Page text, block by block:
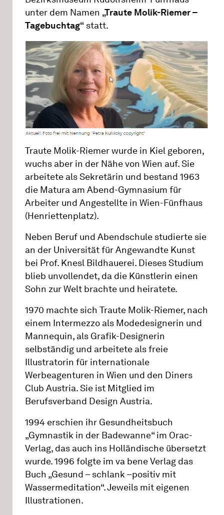
unter dem Namen „Traute Molik-Riemer –
Tagebuchtag“ statt.
Traute Molik-Riemer wurde in Kiel geboren,
wuchs aber in der Nähe von Wien auf. Sie
arbeitete als Sekretärin und bestand 1963
die Matura am Abend-Gymnasium für
Arbeiter und Angestellte in Wien-Fünfhaus
(Henriettenplatz).
Neben Beruf und Abendschule studierte sie
an der Universität für Angewandte Kunst
bei Prof. Knesl Bildhauerei. Dieses Studium
blieb unvollendet, da die Künstlerin einen
Sohn zur Welt brachte und heiratete.
1970 machte sich Traute Molik-Riemer, nach
einem Intermezzo als Modedesignerin und
Mannequin, als Grafik-Designerin
selbständig und arbeitete als freie
Illustratorin für internationale
Werbeagenturen in Wien und den Diners
Club Austria. Sie ist Mitglied im
Berufsverband Design Austria.
1994 erschien ihr Gesundheitsbuch
„Gymnastik in der Badewanne“ im Orac-
Verlag, das auch ins Holländische übersetzt
wurde. 1996 folgte im va bene Verlag das
Buch „Gesund – schlank –positiv mit
Wassermeditation“. Jeweils mit eigenen
Illustrationen.